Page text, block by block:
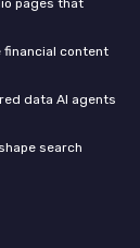
financial content
data AI agents
search